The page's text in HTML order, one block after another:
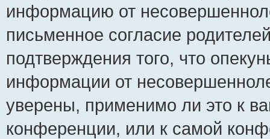
информацию от
письменное согласие
подтверждения того, что
информации от
уверены, применимо ли это к
конференции, или к самой